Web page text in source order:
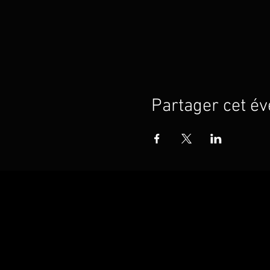
Partager cet